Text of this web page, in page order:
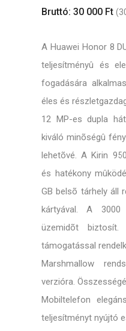
Bruttó: 30 000 Ft
A Huawei Honor 8
teljesítményû és
fogadására
éles és
12 MP-es dupla
kiváló minõségû
lehetõvé. A Kirin
és hatékony
GB belsõ tárhely áll
kártyával. A 3000
üzemidõt
támogatással
Marshmallow
verzióra.
Mobiltelefon
teljesítményt nyújtó